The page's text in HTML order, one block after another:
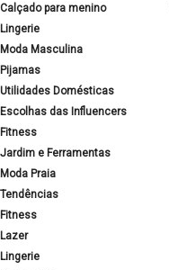
Calçado para menino
Lingerie
Moda Masculina
Pijamas
Utilidades Domésticas
Escolhas das Influencers
Fitness
Jardim e Ferramentas
Moda Praia
Tendências
Fitness
Lazer
Lingerie